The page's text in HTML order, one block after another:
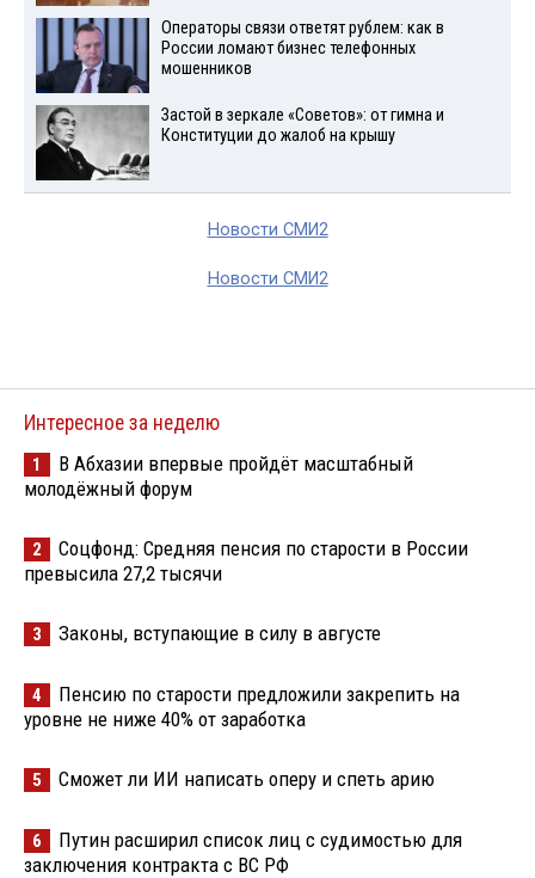
Операторы связи ответят рублем: как в
России ломают бизнес телефонных
мошенников
Застой в зеркале «Советов»: от гимна и
Конституции до жалоб на крышу
Новости СМИ2
Новости СМИ2
Интересное за неделю
1
В Абхазии впервые пройдёт масштабный
молодёжный форум
2
Соцфонд: Средняя пенсия по старости в России
превысила 27,2 тысячи
3 Законы, вступающие в силу в августе
4
Пенсию по старости предложили закрепить на
уровне не ниже 40% от заработка
5 Сможет ли ИИ написать оперу и спеть арию
6
Путин расширил список лиц с судимостью для
заключения контракта с ВС РФ